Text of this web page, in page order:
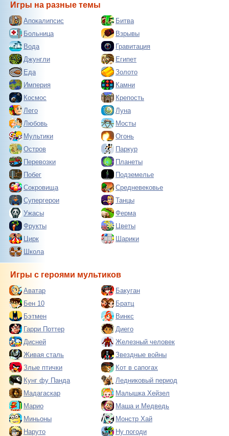
Игры на разные темы
Апокалипсис
Битва
Больница
Взрывы
Вода
Гравитация
Джунгли
Египет
Еда
Золото
Империя
Камни
Космос
Крепость
Лего
Луна
Любовь
Мосты
Мультики
Огонь
Остров
Паркур
Перевозки
Планеты
Побег
Подземелье
Сокровища
Средневековье
Супергерои
Танцы
Ужасы
Ферма
Фрукты
Цветы
Цирк
Шарики
Школа
Игры с героями мультиков
Аватар
Бакуган
Бен 10
Братц
Бэтмен
Винкс
Гарри Поттер
Диего
Дисней
Железный человек
Живая сталь
Звездные войны
Злые птички
Кот в сапогах
Кунг фу Панда
Ледниковый период
Мадагаскар
Малышка Хейзел
Марио
Маша и Медведь
Миньоны
Монстр Хай
Наруто
Ну погоди